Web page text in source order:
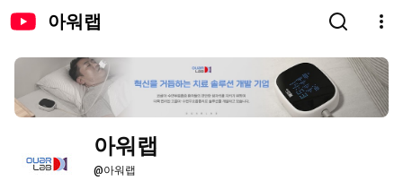
아워랩
아워랩
@아워랩